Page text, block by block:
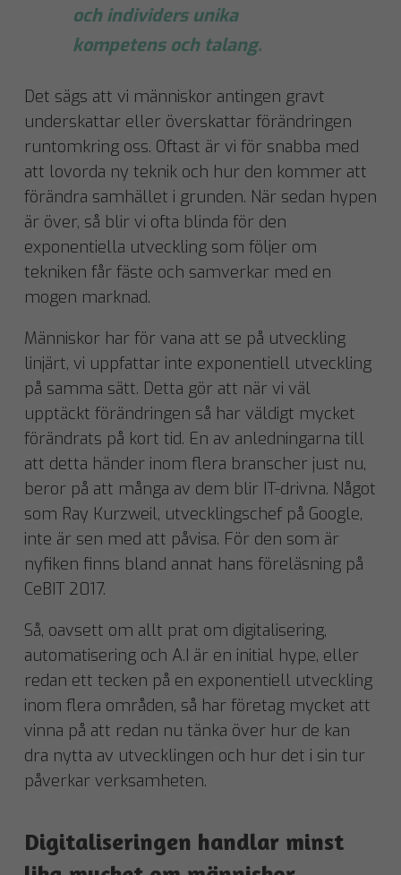
och individers unika
kompetens och talang.
Det sägs att vi människor antingen gravt
underskattar eller överskattar förändringen
runtomkring oss. Oftast är vi för snabba med
att lovorda ny teknik och hur den kommer att
förändra samhället i grunden. När sedan hypen
är över, så blir vi ofta blinda för den
exponentiella utveckling som följer om
tekniken får fäste och samverkar med en
mogen marknad.
Människor har för vana att se på utveckling
linjärt, vi uppfattar inte exponentiell utveckling
på samma sätt. Detta gör att när vi väl
upptäckt förändringen så har väldigt mycket
förändrats på kort tid. En av anledningarna till
att detta händer inom flera branscher just nu,
beror på att många av dem blir IT-drivna. Något
som Ray Kurzweil, utvecklingschef på Google,
inte är sen med att påvisa. För den som är
nyfiken finns bland annat hans föreläsning på
CeBIT 2017.
Så, oavsett om allt prat om digitalisering,
automatisering och A.I är en initial hype, eller
redan ett tecken på en exponentiell utveckling
inom flera områden, så har företag mycket att
vinna på att redan nu tänka över hur de kan
dra nytta av utvecklingen och hur det i sin tur
påverkar verksamheten.
Digitaliseringen handlar minst